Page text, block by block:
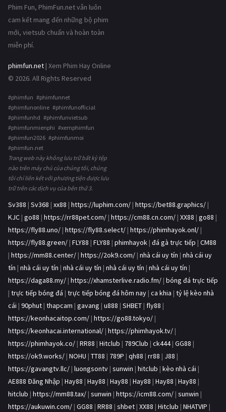
Phim Fun, PhimFun.net vẫn luôn
cam kết mang đến những bộ phim
mới, vietsub chuẩn và hoàn toàn
miễn phí.
phimfun.net | Xem Phim Hay Online
© 2026. All Rights Reserved
#phimfun #phimfunnet
#phimfunonline #phimfunofficial
#phimfunhd #phimfunvietsub
#phimfunmienphi #xemphimfun
#phimfun2026 #phimfunmoi
#phimfun.net
Trang web này không lưu trữ bất kỳ tệp
nào trên máy chủ của chúng tôi, chúng
tôi chỉ liên kết với phương tiện được lưu
trữ trên các dịch vụ của bên thứ 3.
Sv388 | Sv368 | xx88 | https://luphim.com/ | https://bet88.graphics/ |
KJC | go88 | https://rr88pet.com/ | https://cm88.cn.com/ | XX88 | go88 |
https://fly88.uno/ | https://fly88.select/ | https://phimhayok.onl/ |
https://fly88.green/ | FLY88 | FLY88 | phimhayok | đá gà trực tiếp | CM88
| https://mm88.center/ | https://2ok9.com/ | nhà cái uy tín | nhà cái uy
tín | nhà cái uy tín | nhà cái uy tín | nhà cái uy tín | nhà cái uy tín |
https://daga88.my/ | https://xhamsterlive.radio.fm/ | bóng đá trực tiếp
| trực tiếp bóng đá | trực tiếp bóng đá hôm nay | ca khia | tỷ lệ kèo nhà
cái | 90phut | thapcam | gavang | u888 | SHBET | fly88 |
https://keonhacaitop.com/ | https://go88.tokyo/ |
https://keonhacai.international/ | https://phimhayok.tv/ |
https://phimhayok.co/ | RR88 | Hitclub | 789Club | ck444| GG88 |
https://ok9.works/ | NOHU | TT88 | 789P | qh88 | rr88 | J88 |
https://gavangtv.llc/ | luongsontv | sunwin | hitclub | kèo nhà cái |
AE888 Đăng Nhập | Hay88 | Hay88 | Hay88 | Hay88 | Hay88 | Hay88 |
hitclub | https://mm88.tax/ | sunwin | https://icm88.com/ | sunwin |
https://aukuwin.com/ | GG88 | RR88 | shbet | XX88 | Hitclub | NHATVIP |